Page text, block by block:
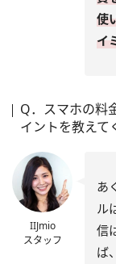
使
イ
Q．スマホの料
イントを教えて
IIJmio
スタッフ
あ
ル
信
ば